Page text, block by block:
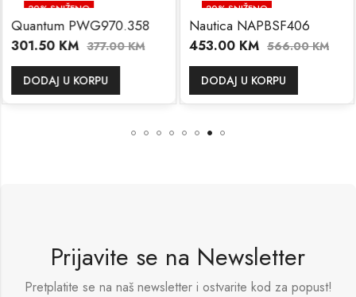
20% SNIŽENO
Quantum PWG970.358
301.50 KM 377.00KM
DODAJ U KORPU
20% SNIŽENO
Nautica NAPBSF406
453.00 KM 566.00KM
DODAJ U KORPU
Prijavite se na Newsletter
Pretplatite se na naš newsletter i ostvarite kod za popust!